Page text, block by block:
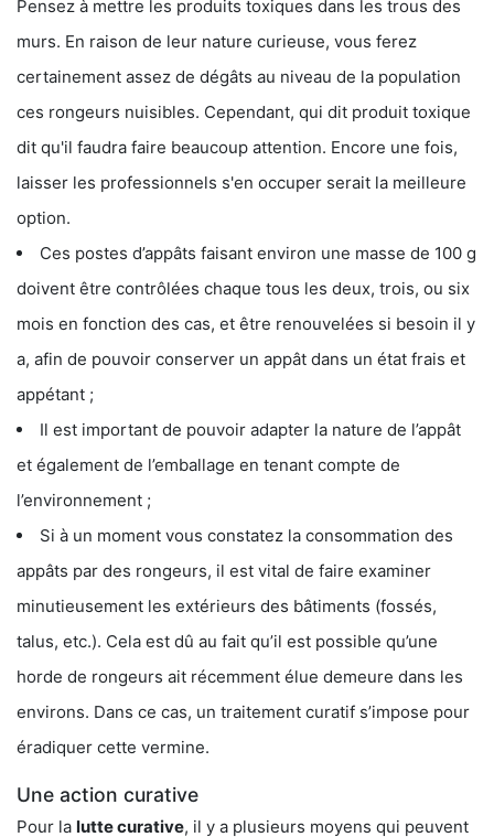
Pensez à mettre les produits toxiques dans les trous des
murs. En raison de leur nature curieuse, vous ferez
certainement assez de dégâts au niveau de la population
ces rongeurs nuisibles. Cependant, qui dit produit toxique
dit qu'il faudra faire beaucoup attention. Encore une fois,
laisser les professionnels s'en occuper serait la meilleure
option.
Ces postes d’appâts faisant environ une masse de 100 g
doivent être contrôlées chaque tous les deux, trois, ou six
mois en fonction des cas, et être renouvelées si besoin il y
a, afin de pouvoir conserver un appât dans un état frais et
appétant ;
Il est important de pouvoir adapter la nature de l’appât
et également de l’emballage en tenant compte de
l’environnement ;
Si à un moment vous constatez la consommation des
appâts par des rongeurs, il est vital de faire examiner
minutieusement les extérieurs des bâtiments (fossés,
talus, etc.). Cela est dû au fait qu’il est possible qu’une
horde de rongeurs ait récemment élue demeure dans les
environs. Dans ce cas, un traitement curatif s’impose pour
éradiquer cette vermine.
Une action curative
Pour la lutte curative, il y a plusieurs moyens qui peuvent